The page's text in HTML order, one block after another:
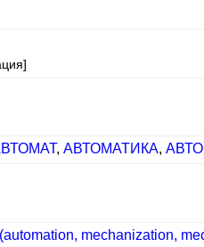
, АВТОМАТИКА,
mechanization,